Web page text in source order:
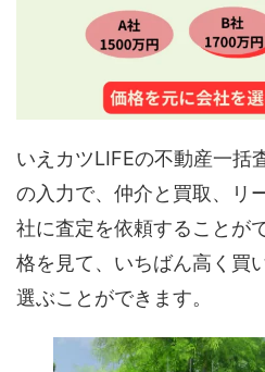
いえカツLIFEの不動産一括
の入力で、仲介と買取、リ
社に査定を依頼することが
格を見て、いちばん高く買
選ぶことができます。